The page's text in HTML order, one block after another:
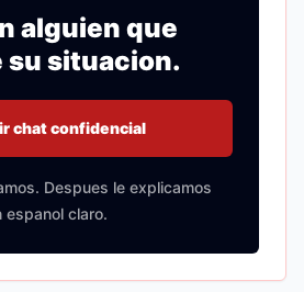
alguien que
su situacion.
chat confidencial
Despues le explicamos
espanol claro.